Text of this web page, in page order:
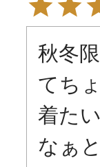
秋冬
てち
着た
なぁ